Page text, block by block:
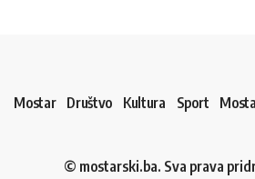
Mostar Društvo Kultura Sport
© mostarski.ba. Sva prava